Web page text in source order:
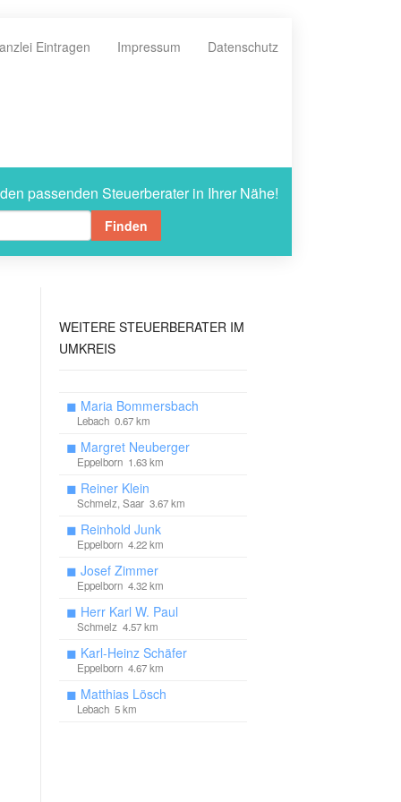
Eintragen Impressum Datenschutz
passenden Steuerberater in Ihrer Nähe!
Finden
WEITERE STEUERBERATER IM
UMKREIS
◼ Maria Bommersbach
Lebach 0.67 km
◼ Margret Neuberger
Eppelborn 1.63 km
◼ Reiner Klein
Schmelz, Saar 3.67 km
◼ Reinhold Junk
Eppelborn 4.22 km
◼ Josef Zimmer
Eppelborn 4.32 km
◼ Herr Karl W. Paul
Schmelz 4.57 km
◼ Karl-Heinz Schäfer
Eppelborn 4.67 km
◼ Matthias Lösch
Lebach 5 km